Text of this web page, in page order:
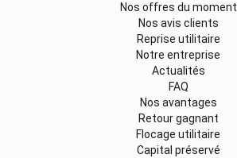
Nos offres du moment
Nos avis clients
Reprise utilitaire
Notre entreprise
Actualités
FAQ
Nos avantages
Retour gagnant
Flocage utilitaire
Capital préservé